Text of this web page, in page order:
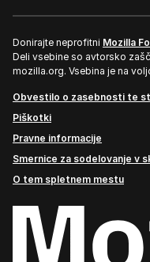
Donirajte neprofitni Mozilla
Deli vsebine so avtorsko
mozilla.org. Vsebina je na
Obvestilo o zasebnosti te
Piškotki
Pravne informacije
Smernice za sodelovanje v
O tem spletnem mestu